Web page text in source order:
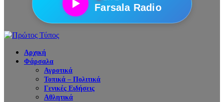
Farsala Radio
Αρχική
Φάρσαλα
Αγροτικά
Τοπικά – Πολιτικά
Γενικές Ειδήσεις
Αθλητικά